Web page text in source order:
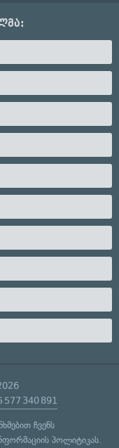
577 340 891
ჩვენს
პოლიტიკას.